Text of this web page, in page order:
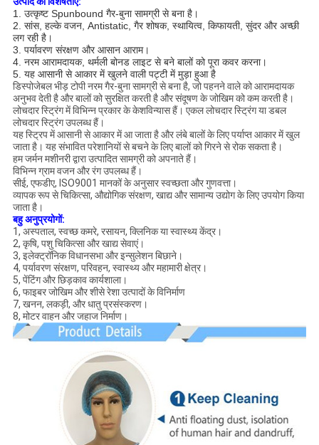
1. उत्कृष्ट Spunbound गैर-बुना सामग्री से बना है।
2. सांस, हल्के वजन, Antistatic, गैर शोषक, स्थायित्व, किफायती, सुंदर और अच्छी
लग रही है।
3. पर्यावरण संरक्षण और आसान आराम।
4. नरम आरामदायक, थर्मली बोनड लाइट से बने बालों को पूरा कवर करना।
5. यह आसानी से आकार में खुलने वाली पट्टी में मुड़ा हुआ है
डिस्पोजेबल भीड़ टोपी नरम गैर-बुना सामग्री से बना है, जो पहनने वाले को आरामदायक
अनुभव देती है और बालों को सुरक्षित करती है और संदूषण के जोखिम को कम करती है।
लोचदार स्ट्रिंग में विभिन्न प्रकार के केशविन्यास हैं। एकल लोचदार स्ट्रिंग या डबल
लोचदार स्ट्रिंग उपलब्ध हैं।
यह स्ट्रिप में आसानी से आकार में आ जाता है और लंबे बालों के लिए पर्याप्त आकार में खुल
जाता है। यह संभावित परेशानियों से बचने के लिए बालों को गिरने से रोक सकता है।
हम जर्मन मशीनरी द्वारा उत्पादित सामग्री को अपनाते हैं।
विभिन्न ग्राम वजन और रंग उपलब्ध हैं।
सीई, एफडीए, ISO9001 मानकों के अनुसार स्वच्छता और गुणवत्ता।
व्यापक रूप से चिकित्सा, औद्योगिक संरक्षण, खाद्य और सामान्य उद्योग के लिए उपयोग किया
जाता है।
बहु अनुप्रयोगों:
1, अस्पताल, स्वच्छ कमरे, रसायन, क्लिनिक या स्वास्थ्य केंद्र।
2, कृषि, पशु चिकित्सा और खाद्य सेवाएं।
3, इलेक्ट्रॉनिक विधानसभा और इन्सुलेशन बिछाने।
4, पर्यावरण संरक्षण, परिवहन, स्वास्थ्य और महामारी क्षेत्र।
5, पेंटिंग और छिड़काव कार्यशाला।
6, फाइबर जोखिम और शीसे रेशा उत्पादों के विनिर्माण
7, खनन, लकड़ी, और धातु प्रसंस्करण।
8, मोटर वाहन और जहाज निर्माण।